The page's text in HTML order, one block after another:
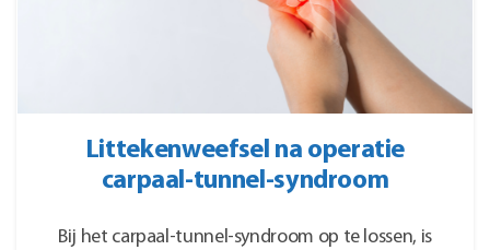
Littekenweefsel na operatie
carpaal-tunnel-syndroom
Bij het carpaal-tunnel-syndroom op te lossen, is